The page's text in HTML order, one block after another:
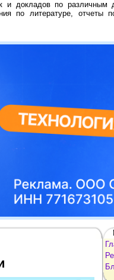
докладов по различным
по литературе, отчеты